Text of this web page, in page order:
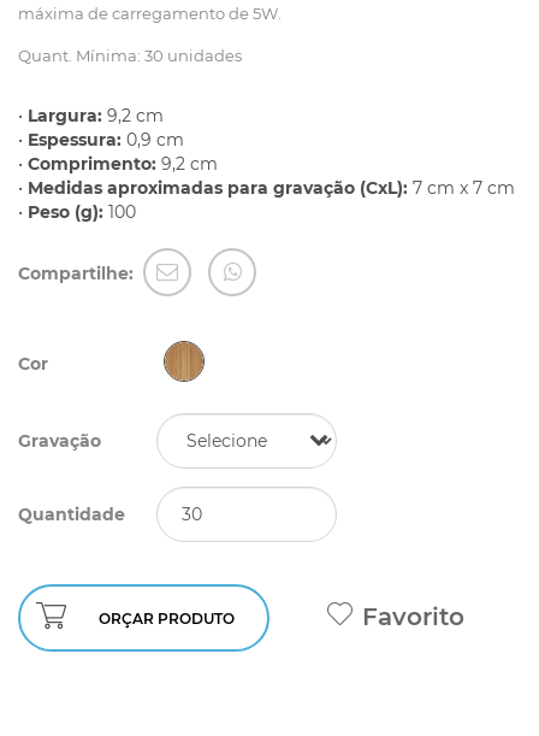
máxima de carregamento de 5W.
Quant. Mínima: 30 unidades
• Largura: 9,2 cm
• Espessura: 0,9 cm
• Comprimento: 9,2 cm
• Medidas aproximadas para gravação (CxL): 7 cm x 7 cm
• Peso (g): 100
Compartilhe:
Cor
Gravação
Quantidade
ORÇAR PRODUTO Favorito